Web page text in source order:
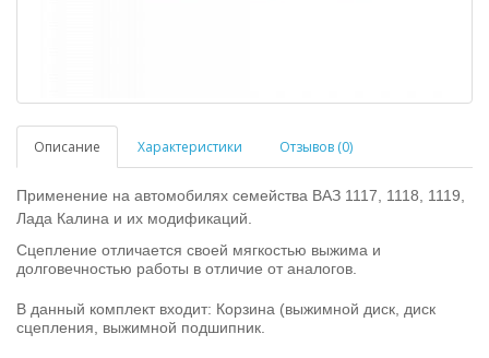
Описание Характеристики Отзывов (0)
Применение на автомобилях семейства ВАЗ 1117, 1118, 1119,
Лада Калина и их модификаций.
Сцепление отличается своей мягкостью выжима и
долговечностью работы в отличие от аналогов.
В данный комплект входит: Корзина (выжимной диск, диск
сцепления, выжимной подшипник.